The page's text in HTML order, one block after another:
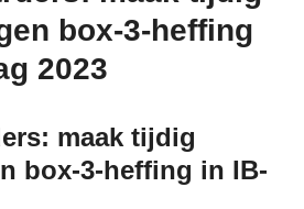
box-3-heffing
2023
maak tijdig
box-3-heffing in IB-